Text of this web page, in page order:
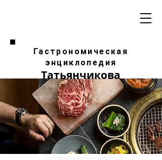
Гастрономическая
энциклопедия
Татьянчикова